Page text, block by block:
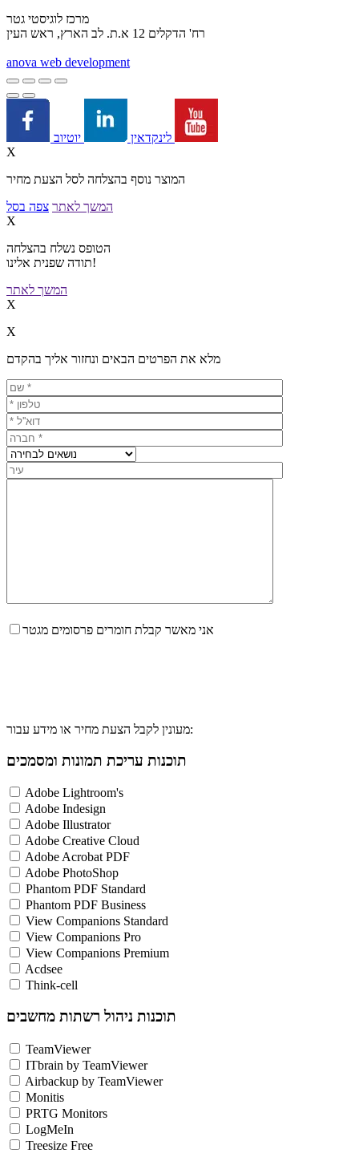
מרכז לוגיסטי גטר
רח' הדקלים 12 א.ת. לב הארץ, ראש העין
anova web development
לינקדאין
X
המוצר נוסף בהצלחה לסל הצעת מחיר
המשך לאתר צפה בסל
X
הטופס נשלח בהצלחה
תודה שפנית אלינו!
המשך לאתר
X
X
מלא את הפרטים הבאים ונחזור אליך בהקדם
אני מאשר קבלת חומרים פרסומים מגטר
מעונין לקבל הצעת מחיר או מידע עבור:
תוכנות עריכת תמונות ומסמכים
Adobe Lightroom's
Adobe Indesign
Adobe Illustrator
Adobe Creative Cloud
Adobe Acrobat PDF
Adobe PhotoShop
Phantom PDF Standard
Phantom PDF Business
View Companions Standard
View Companions Pro
View Companions Premium
Acdsee
Think-cell
תוכנות ניהול רשתות מחשבים
TeamViewer
ITbrain by TeamViewer
Airbackup by TeamViewer
Monitis
PRTG Monitors
LogMeIn
Treesize Free